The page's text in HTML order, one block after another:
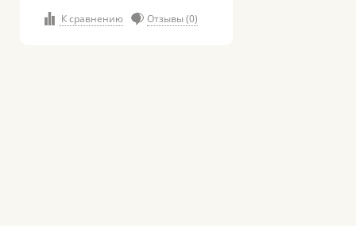
К сравнению Отзывы (0)